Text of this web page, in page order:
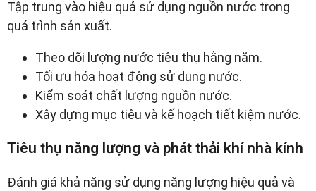
Tập trung vào hiệu quả sử dụng nguồn nước trong
quá trình sản xuất.
Theo dõi lượng nước tiêu thụ hằng năm.
Tối ưu hóa hoạt động sử dụng nước.
Kiểm soát chất lượng nguồn nước.
Xây dựng mục tiêu và kế hoạch tiết kiệm nước.
Tiêu thụ năng lượng và phát thải khí nhà kính
Đánh giá khả năng sử dụng năng lượng hiệu quả và